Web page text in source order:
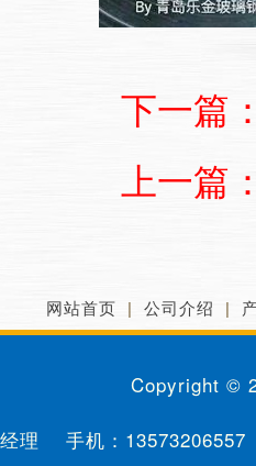
下一篇
上一篇
网站首页 | 公司介绍 |
Copyright ©
理 手机： 13573206557